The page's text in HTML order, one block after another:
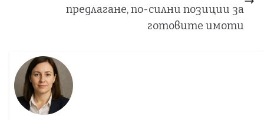
предлагане, по-силни позиции за
готовите имоти